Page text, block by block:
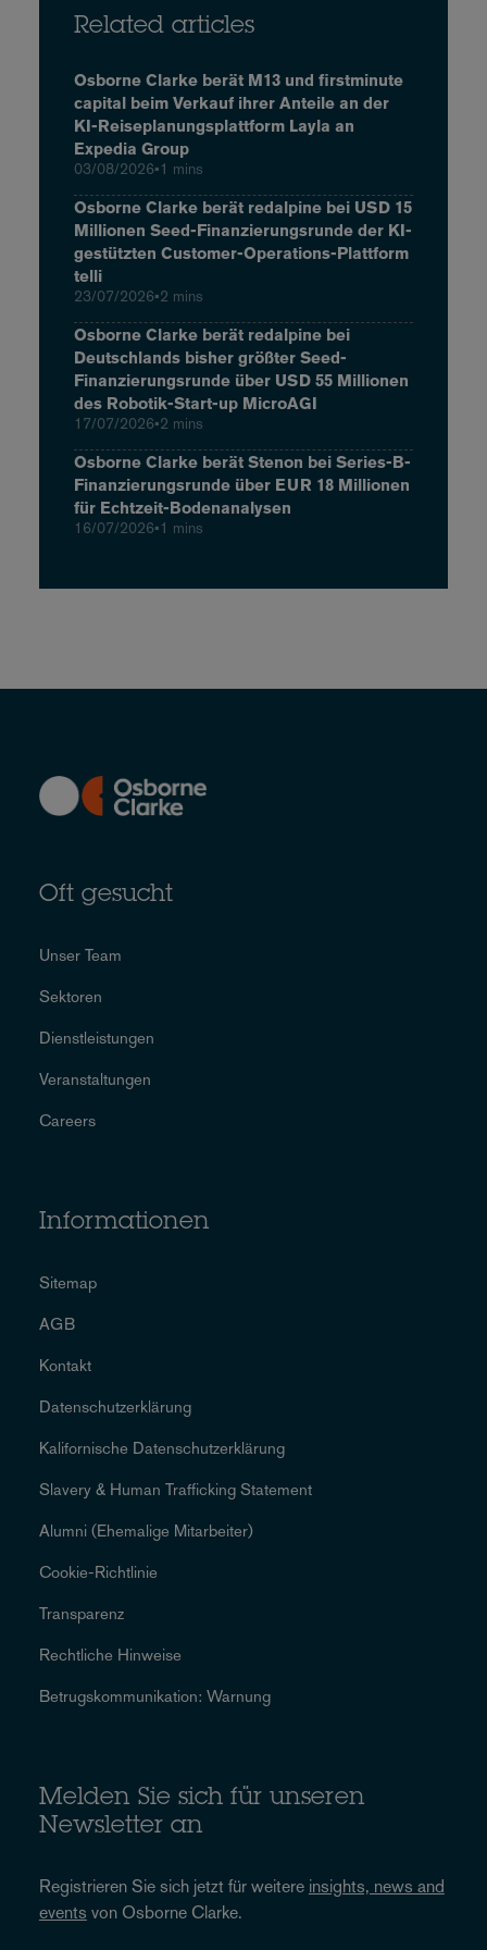
Related articles
Osborne Clarke berät M13 und firstminute
capital beim Verkauf ihrer Anteile an der
KI-Reiseplanungsplattform Layla an
Expedia Group
03/08/2026•1 mins
Osborne Clarke berät redalpine bei USD 15
Millionen Seed-Finanzierungsrunde der KI-
gestützten Customer-Operations-Plattform
telli
23/07/2026•2 mins
Osborne Clarke berät redalpine bei
Deutschlands bisher größter Seed-
Finanzierungsrunde über USD 55 Millionen
des Robotik-Start-up MicroAGI
17/07/2026•2 mins
Osborne Clarke berät Stenon bei Series-B-
Finanzierungsrunde über EUR 18 Millionen
für Echtzeit-Bodenanalysen
16/07/2026•1 mins
Oft gesucht
Unser Team
Sektoren
Dienstleistungen
Veranstaltungen
Careers
Informationen
Sitemap
AGB
Kontakt
Datenschutzerklärung
Kalifornische Datenschutzerklärung
Slavery & Human Trafficking Statement
Alumni (Ehemalige Mitarbeiter)
Cookie-Richtlinie
Transparenz
Rechtliche Hinweise
Betrugskommunikation: Warnung
Melden Sie sich für unseren
Newsletter an
Registrieren Sie sich jetzt für weitere insights, news and
events von Osborne Clarke.